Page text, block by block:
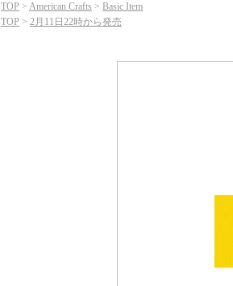
TOP > American Crafts > Basic Item
TOP > 2月11日22時から発売